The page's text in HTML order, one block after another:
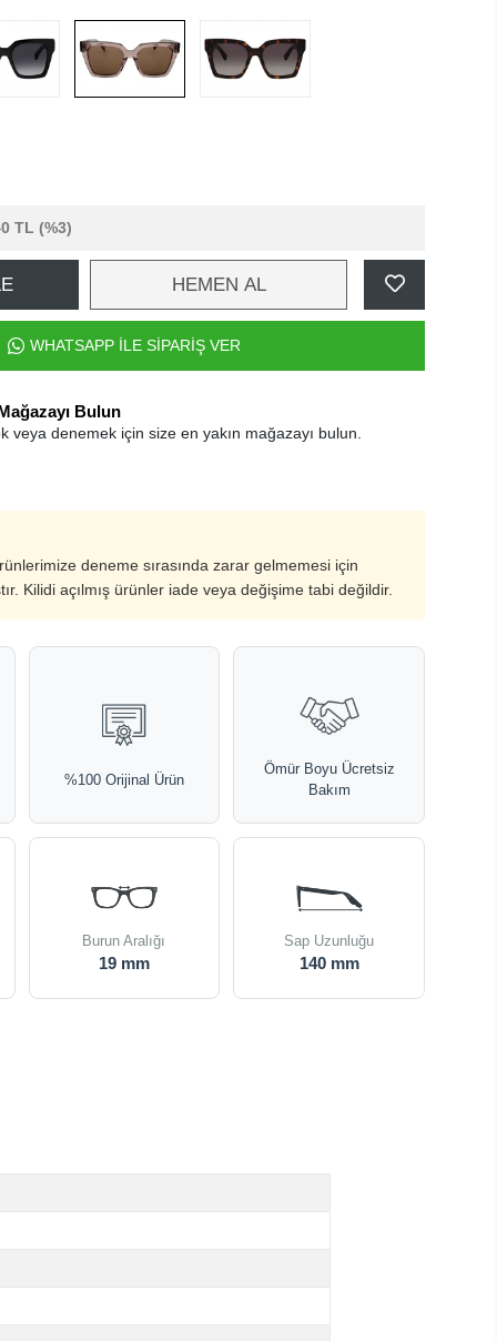
TL (%3)
HEMEN AL
WHATSAPP İLE SİPARİŞ VER
Bulun
veya denemek için size en yakın mağazayı bulun.
deneme sırasında zarar gelmemesi için
Kilidi açılmış ürünler iade veya değişime tabi değildir.
%100 Orijinal Ürün
Ömür Boyu Ücretsiz
Bakım
Burun Aralığı
19 mm
Sap Uzunluğu
140 mm